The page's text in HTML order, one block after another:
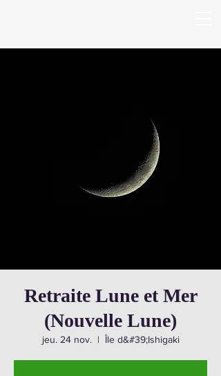
Retraite Lune et Mer
(Nouvelle Lune)
jeu. 24 nov.
  |
Île d&#39;Ishigaki